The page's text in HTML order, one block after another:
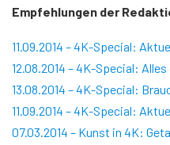
Empfehlungen der
11.09.2014 – 4K-Special:
12.08.2014 – 4K-Special: Alles
13.08.2014 – 4K-Special:
11.09.2014 – 4K-Special:
07.03.2014 – Kunst in 4K: